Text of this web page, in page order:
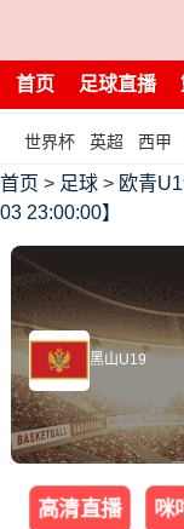
首页 足球直播
世界杯 英超 西甲
首页 > 足球 > 欧青
03 23:00:00】
黑山U19
高清直播 咪